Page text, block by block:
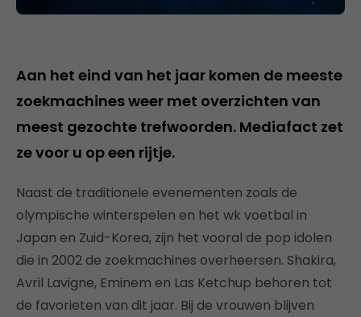
Aan het eind van het jaar komen de meeste
zoekmachines weer met overzichten van
meest gezochte trefwoorden. Mediafact zet
ze voor u op een rijtje.
Naast de traditionele evenementen zoals de
olympische winterspelen en het wk voetbal in
Japan en Zuid-Korea, zijn het vooral de pop idolen
die in 2002 de zoekmachines overheersen. Shakira,
Avril Lavigne, Eminem en Las Ketchup behoren tot
de favorieten van dit jaar. Bij de vrouwen blijven